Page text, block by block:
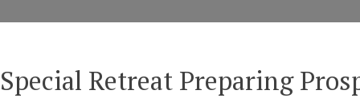
Special Retreat Preparing